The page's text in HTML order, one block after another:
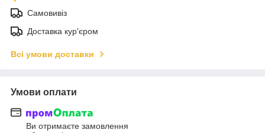
Самовивіз
Доставка кур'єром
Всі умови доставки
Умови оплати
Ви отримаєте замовлення